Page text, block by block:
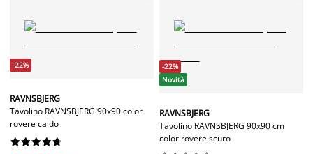
-22%
RAVNSBJERG
Tavolino RAVNSBJERG 90x90 color
rovere caldo






-22%
Novità
RAVNSBJERG
Tavolino RAVNSBJERG 90x90 cm
color rovere scuro